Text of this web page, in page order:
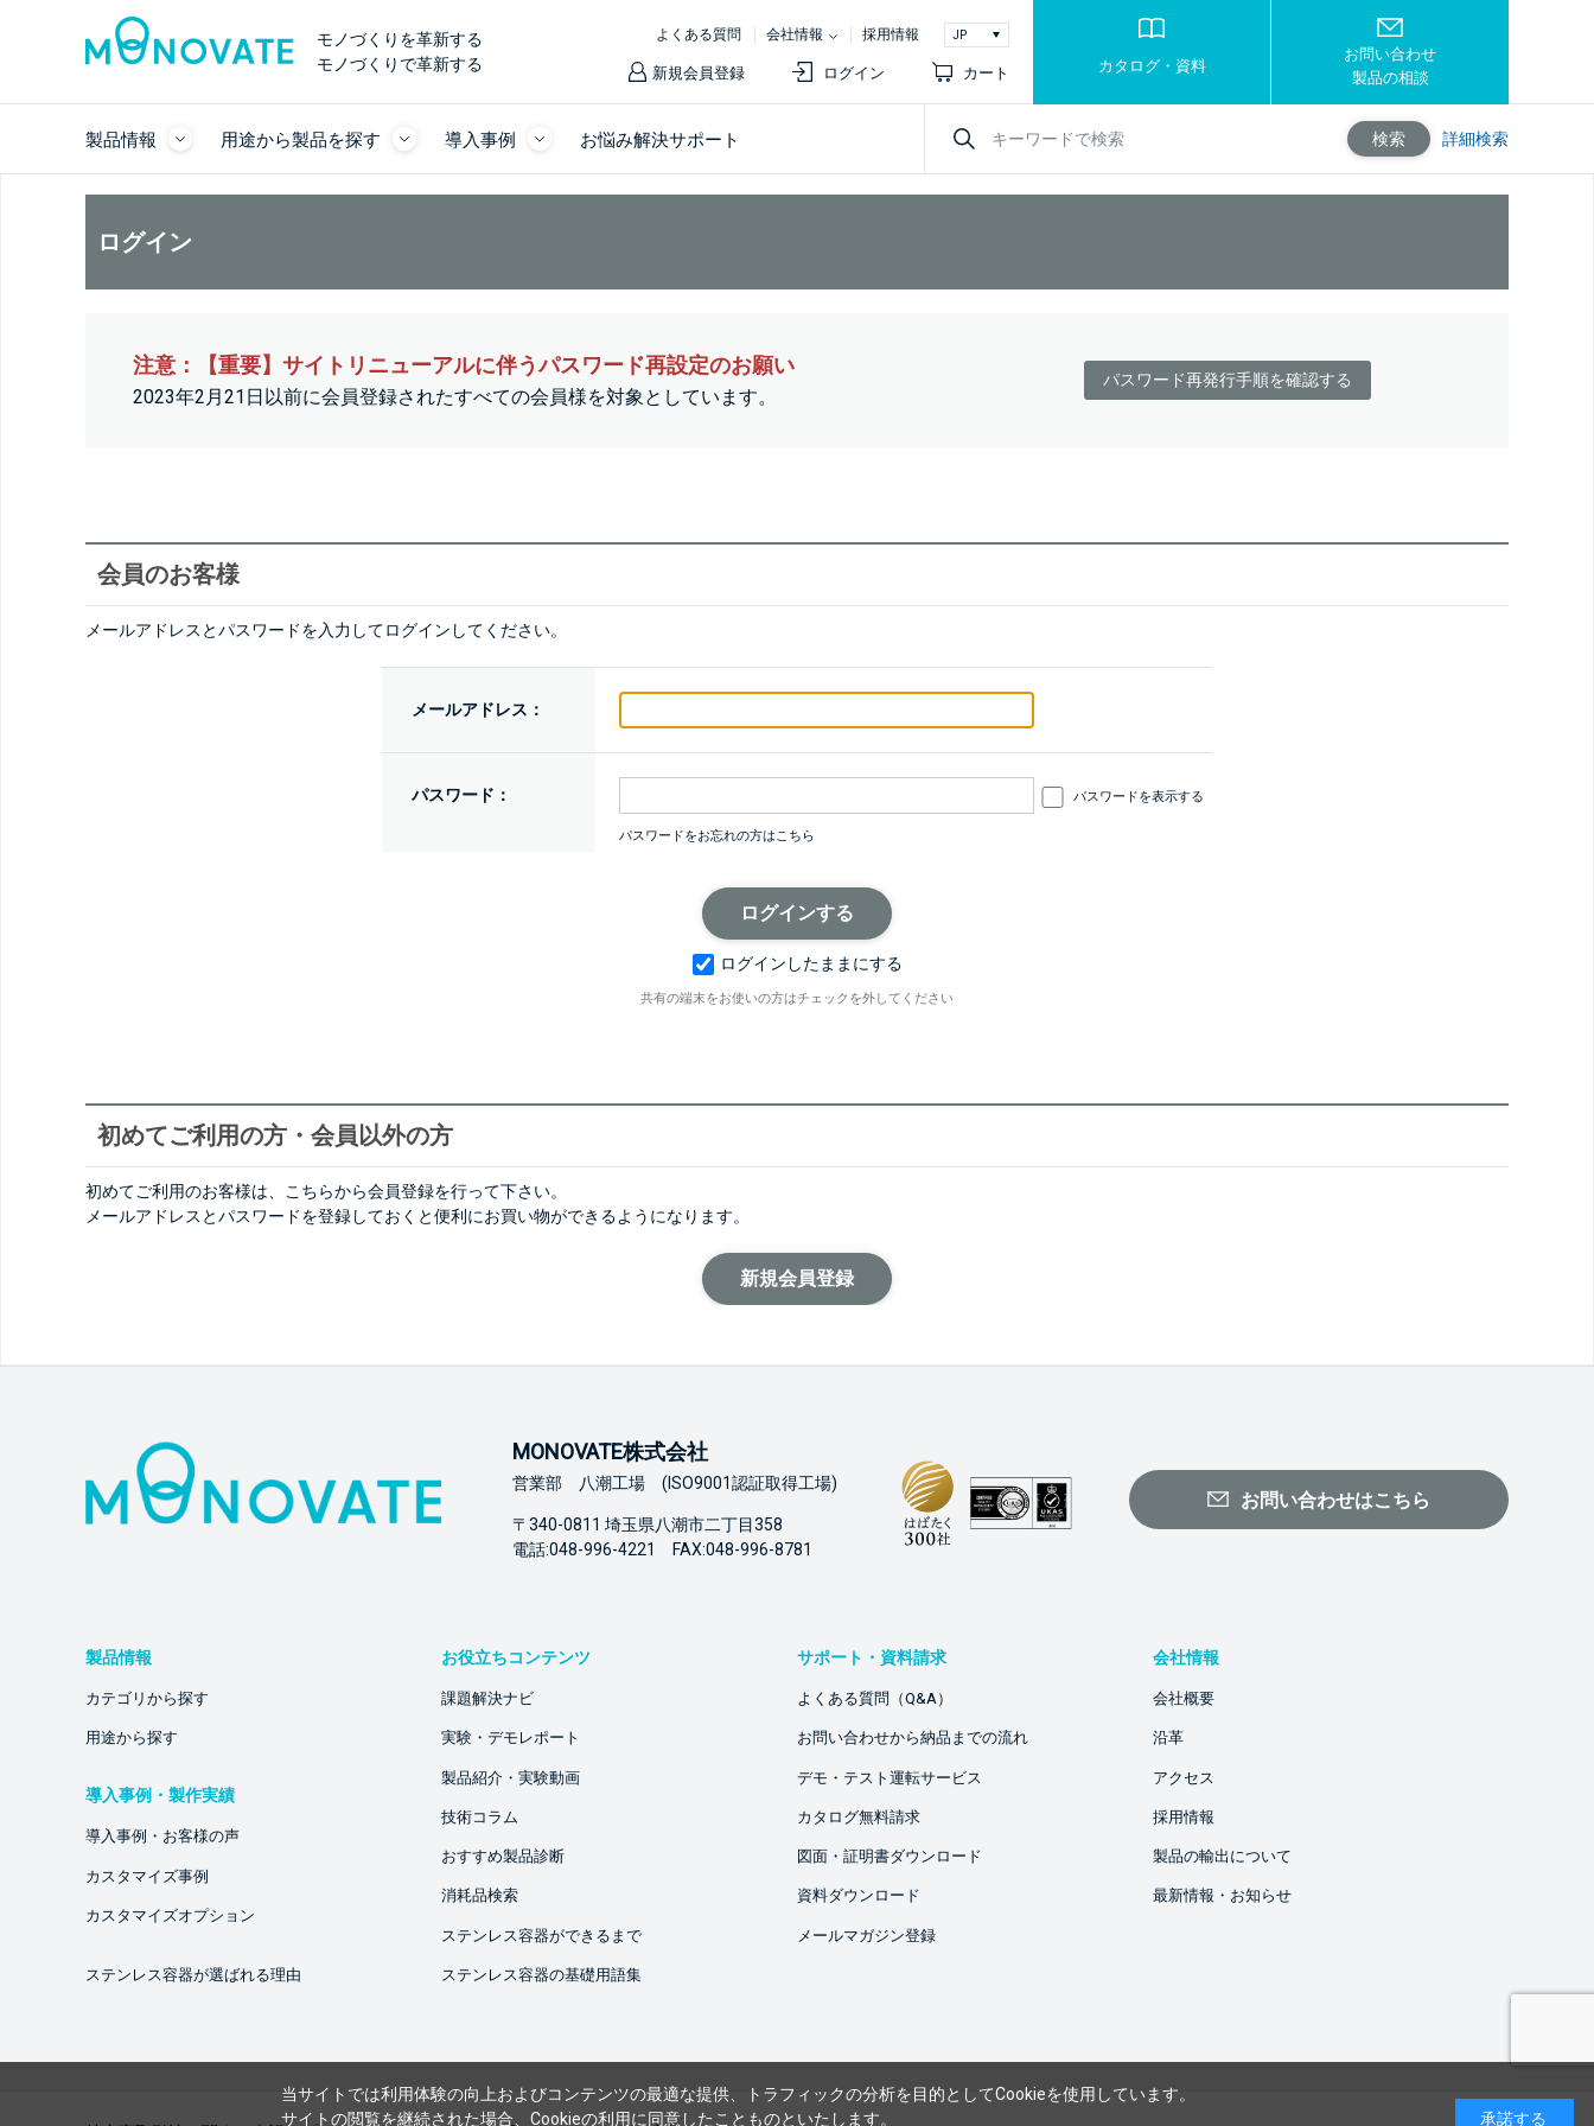
モノづくりを革新する
モノづくりで革新する
よくある質問 会社情報 採用情報
新規会員登録 ログイン カート カタログ・資料
お問い合わせ
製品の相談
製品情報 用途から製品を探す 導入事例 お悩み解決サポート 検索 詳細検索
ログイン
注意：【重要】サイトリニューアルに伴うパスワード再設定のお願い
2023年2月21日以前に会員登録されたすべての会員様を対象としています。
パスワード再発行手順を確認する
会員のお客様
メールアドレスとパスワードを入力してログインしてください。
メールアドレス：
パスワード： パスワードを表示する
パスワードをお忘れの方はこちら
ログインしたままにする
共有の端末をお使いの方はチェックを外してください
初めてご利用の方・会員以外の方
初めてご利用のお客様は、こちらから会員登録を行って下さい。
メールアドレスとパスワードを登録しておくと便利にお買い物ができるようになります。
MONOVATE株式会社
営業部 八潮工場 (ISO9001認証取得工場)
〒340-0811 埼玉県八潮市二丁目358
電話:048-996-4221 FAX:048-996-8781
お問い合わせはこちら
製品情報
カテゴリから探す
用途から探す
導入事例・製作実績
導入事例・お客様の声
カスタマイズ事例
カスタマイズオプション
ステンレス容器が選ばれる理由
お役立ちコンテンツ
課題解決ナビ
実験・デモレポート
製品紹介・実験動画
技術コラム
おすすめ製品診断
消耗品検索
ステンレス容器ができるまで
ステンレス容器の基礎用語集
サポート・資料請求
よくある質問（Q&A）
お問い合わせから納品までの流れ
デモ・テスト運転サービス
カタログ無料請求
図面・証明書ダウンロード
資料ダウンロード
メールマガジン登録
会社情報
会社概要
沿革
アクセス
採用情報
製品の輸出について
最新情報・お知らせ
当サイトでは利用体験の向上およびコンテンツの最適な提供、トラフィックの分析を目的としてCookieを使用しています。
サイトの閲覧を継続された場合、Cookieの利用に同意したことものといたします。
承諾する